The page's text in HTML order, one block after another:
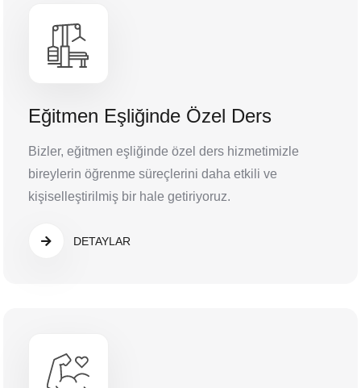
Eğitmen Eşliğinde Özel Ders
Bizler, eğitmen eşliğinde özel ders hizmetimizle
bireylerin öğrenme süreçlerini daha etkili ve
kişiselleştirilmiş bir hale getiriyoruz.
DETAYLAR